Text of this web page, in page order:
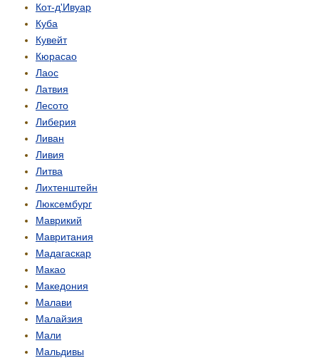
Кот-д'Ивуар
Куба
Кувейт
Кюрасао
Лаос
Латвия
Лесото
Либерия
Ливан
Ливия
Литва
Лихтенштейн
Люксембург
Маврикий
Мавритания
Мадагаскар
Макао
Македония
Малави
Малайзия
Мали
Мальдивы